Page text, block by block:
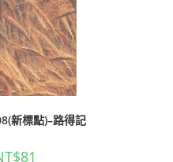
新標點)–路得記
81